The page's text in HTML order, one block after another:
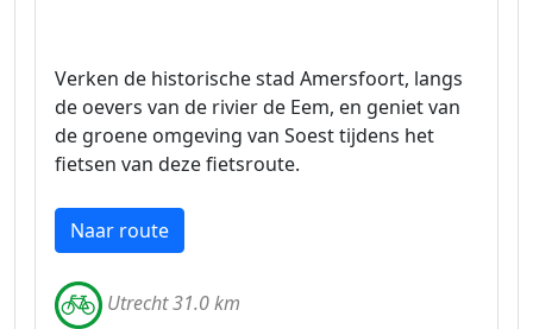
Verken de historische stad Amersfoort, langs
de oevers van de rivier de Eem, en geniet van
de groene omgeving van Soest tijdens het
fietsen van deze fietsroute.
Naar route
Utrecht 31.0 km